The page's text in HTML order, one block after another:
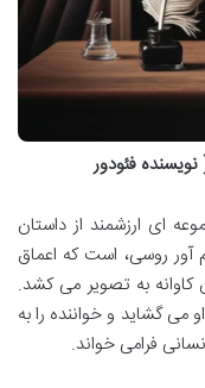
فئودور
ای ارزشمند از داستان
آور روسی، است که اعماق
کاوانه به تصویر می کشد.
می گشاید و خواننده را به
فرامی خواند.